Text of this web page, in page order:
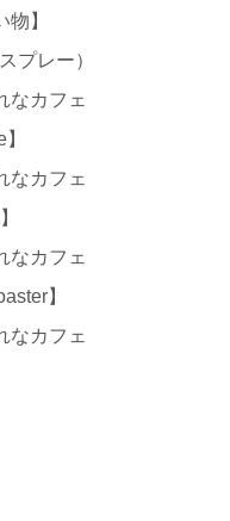
】
プレー）
なカフェ
なカフェ
なカフェ
】
なカフェ